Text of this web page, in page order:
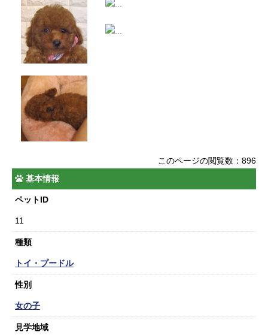
このページの閲覧数：896
基本情報
ペットID
11
種類
トイ・プードル
性別
女の子
見学地域